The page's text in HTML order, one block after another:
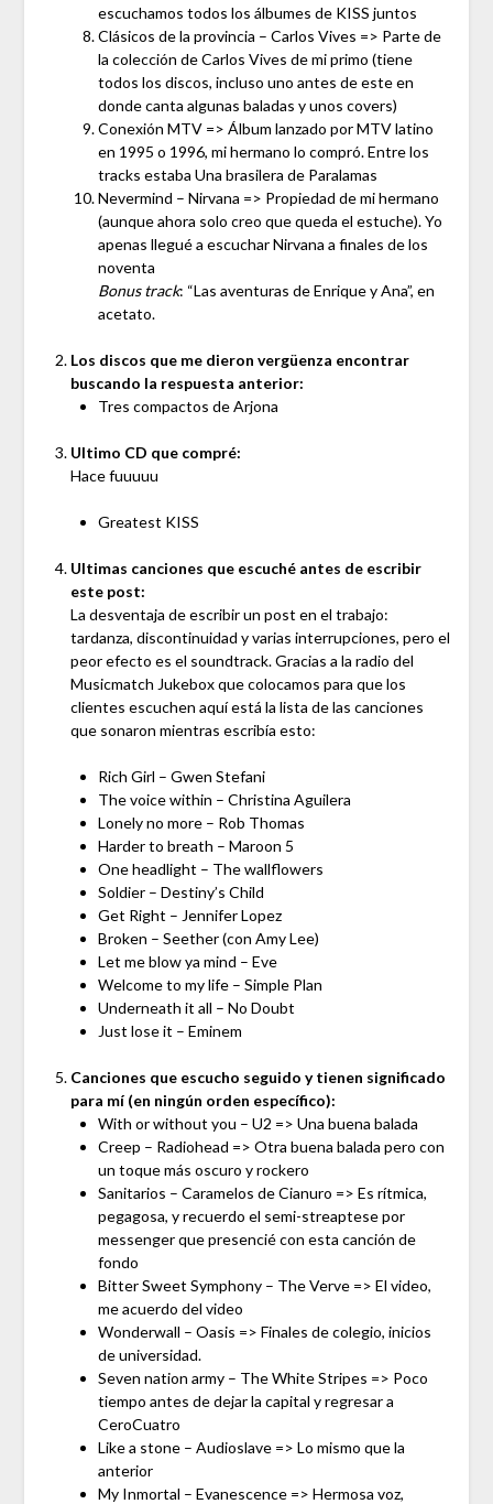
escuchamos todos los álbumes de KISS juntos
Clásicos de la provincia – Carlos Vives => Parte de
la colección de Carlos Vives de mi primo (tiene
todos los discos, incluso uno antes de este en
donde canta algunas baladas y unos covers)
Conexión MTV => Álbum lanzado por MTV latino
en 1995 o 1996, mi hermano lo compró. Entre los
tracks estaba Una brasilera de Paralamas
Nevermind – Nirvana => Propiedad de mi hermano
(aunque ahora solo creo que queda el estuche). Yo
apenas llegué a escuchar Nirvana a finales de los
noventa
Bonus track: “Las aventuras de Enrique y Ana”, en
acetato.
Los discos que me dieron vergüenza encontrar
buscando la respuesta anterior:
Tres compactos de Arjona
Ultimo CD que compré:
Hace fuuuuu
Greatest KISS
Ultimas canciones que escuché antes de escribir
este post:
La desventaja de escribir un post en el trabajo:
tardanza, discontinuidad y varias interrupciones, pero el
peor efecto es el soundtrack. Gracias a la radio del
Musicmatch Jukebox que colocamos para que los
clientes escuchen aquí está la lista de las canciones
que sonaron mientras escribía esto:
Rich Girl – Gwen Stefani
The voice within – Christina Aguilera
Lonely no more – Rob Thomas
Harder to breath – Maroon 5
One headlight – The wallflowers
Soldier – Destiny’s Child
Get Right – Jennifer Lopez
Broken – Seether (con Amy Lee)
Let me blow ya mind – Eve
Welcome to my life – Simple Plan
Underneath it all – No Doubt
Just lose it – Eminem
Canciones que escucho seguido y tienen significado
para mí (en ningún orden específico):
With or without you – U2 => Una buena balada
Creep – Radiohead => Otra buena balada pero con
un toque más oscuro y rockero
Sanitarios – Caramelos de Cianuro => Es rítmica,
pegagosa, y recuerdo el semi-streaptese por
messenger que presencié con esta canción de
fondo
Bitter Sweet Symphony – The Verve => El video,
me acuerdo del video
Wonderwall – Oasis => Finales de colegio, inicios
de universidad.
Seven nation army – The White Stripes => Poco
tiempo antes de dejar la capital y regresar a
CeroCuatro
Like a stone – Audioslave => Lo mismo que la
anterior
My Inmortal – Evanescence => Hermosa voz,